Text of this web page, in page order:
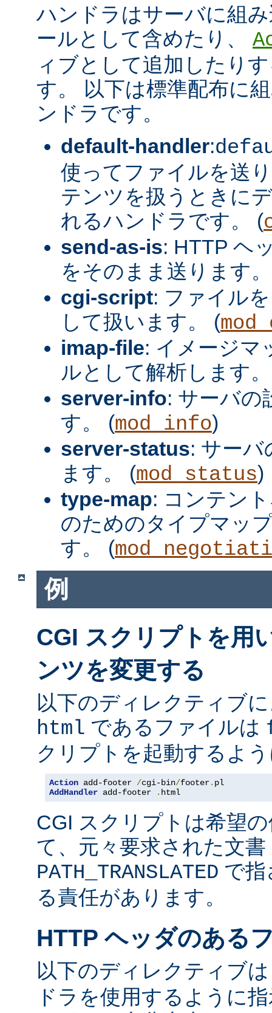
ハンドラはサーバに組
ールとして含めたり、
ィブとして追加したり
す。 以下は標準配布に
ンドラです。
default-handler:
使ってファイルを送
テンツを扱うときに
れるハンドラです。 (
send-as-is: HTTP ヘ
をそのまま送ります
cgi-script: ファイル
して扱います。 (
imap-file: イメージマ
ルとして解析します
server-info: サーバの
す。 (mod_info)
server-status: サーバ
ます。 (mod_status)
type-map: コンテン
のためのタイプマッ
す。 (
例
CGI スクリプトを用
ンツを変更する
以下のディレクティブ
html であるファイルは
クリプトを起動するよ
Action add-footer /cgi-bin/footer.
AddHandler add-footer . html
CGI スクリプトは希望
て、元々要求された文書
PATH_TRANSLATED で指
る責任があります。
HTTP ヘッダのある
以下のディレクティブ
ドラを使用するように